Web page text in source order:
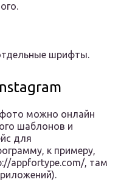
шрифты.
можно онлайн
шаблонов и
для
к примеру,
appfortype.com/, там